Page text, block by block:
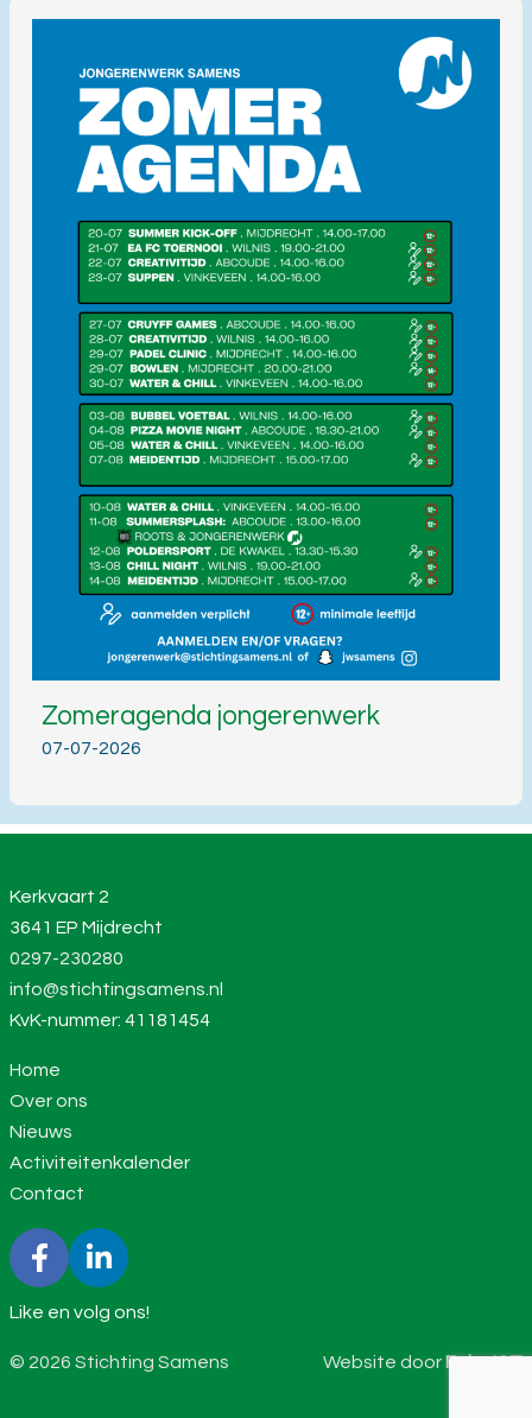
Zomeragenda jongerenwerk
07-07-2026
Kerkvaart 2
3641 EP Mijdrecht
0297-230280
info@stichtingsamens.nl
KvK-nummer: 41181454
Home
Over ons
Nieuws
Activiteitenkalender
Contact
Like en volg ons!
© 2026 Stichting Samens Website door Feka ICT